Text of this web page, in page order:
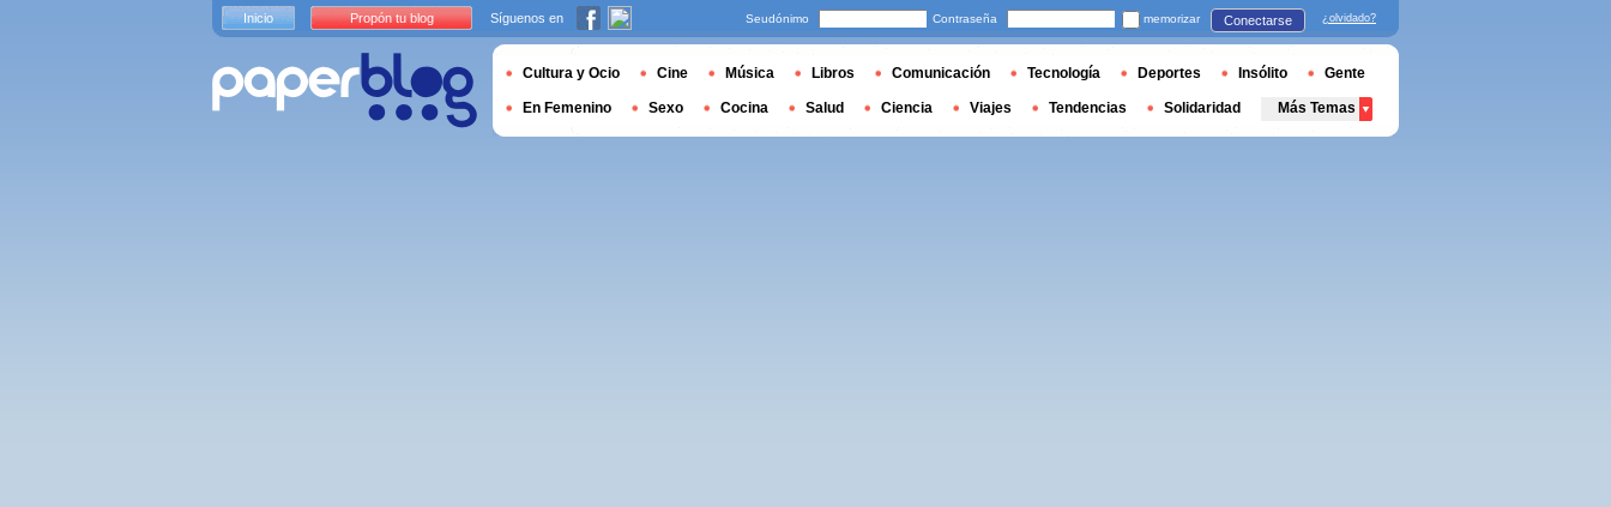
Inicio Propón tu blog Síguenos en Seudónimo Contraseña memorizar Conectarse ¿olvidado?
Cultura y Ocio Cine Música Libros Comunicación Tecnología Deportes Insólito Gente
En Femenino Sexo Cocina Salud Ciencia Viajes Tendencias Solidaridad Más Temas